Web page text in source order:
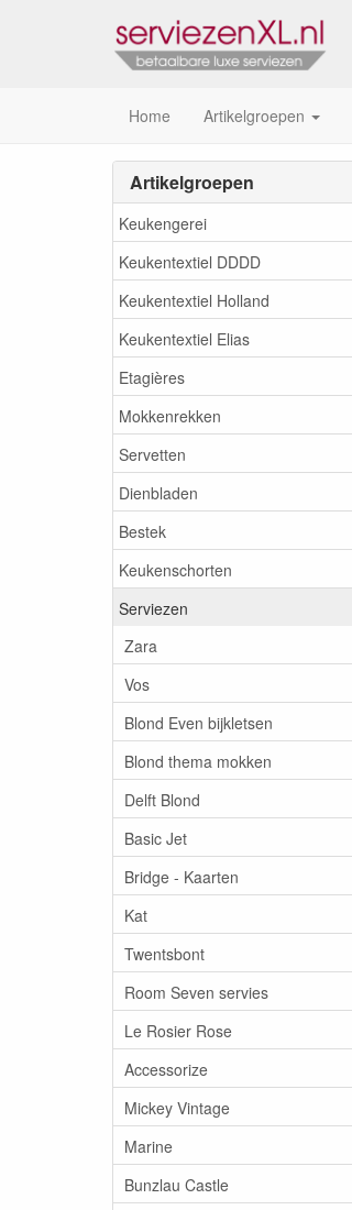
Home Artikelgroepen
Artikelgroepen
Keukengerei
Keukentextiel DDDD
Keukentextiel Holland
Keukentextiel Elias
Etagières
Mokkenrekken
Servetten
Dienbladen
Bestek
Keukenschorten
Serviezen
Zara
Vos
Blond Even bijkletsen
Blond thema mokken
Delft Blond
Basic Jet
Bridge - Kaarten
Kat
Twentsbont
Room Seven servies
Le Rosier Rose
Accessorize
Mickey Vintage
Marine
Bunzlau Castle